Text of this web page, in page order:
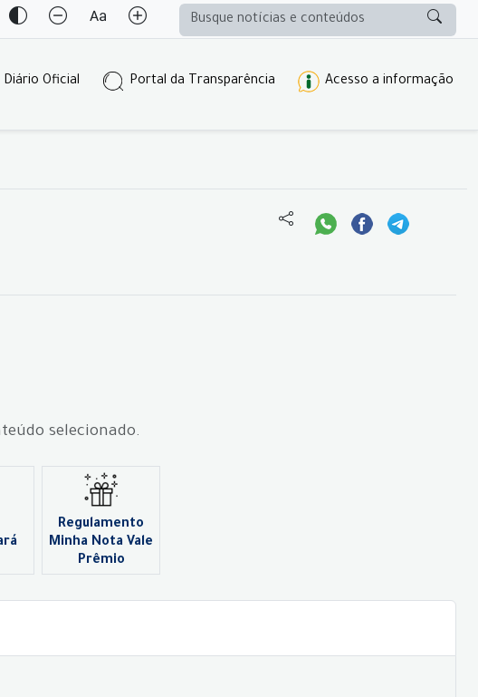
Diário Oficial Portal da Transparência Acesso a informação
selecionado.
Regulamento
Minha Nota Vale
Prêmio